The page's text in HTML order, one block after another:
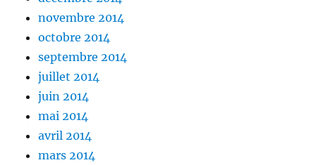
novembre 2014
octobre 2014
septembre 2014
juillet 2014
juin 2014
mai 2014
avril 2014
mars 2014